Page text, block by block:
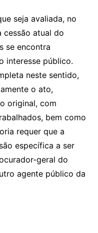
seja avaliada, no
cessão atual do
se encontra
interesse público.
neste sentido,
o ato,
original, com
bem como
requer que a
específica a ser
geral do
agente público da